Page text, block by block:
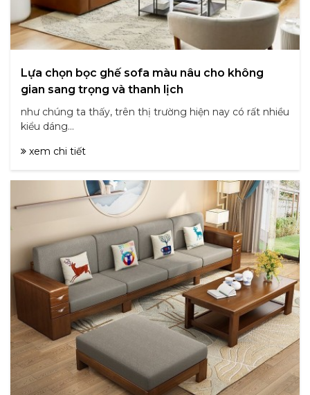
Lựa chọn bọc ghế sofa màu nâu cho không
gian sang trọng và thanh lịch
như chúng ta thấy, trên thị trường hiện nay có rất nhiều
kiểu dáng...
xem chi tiết